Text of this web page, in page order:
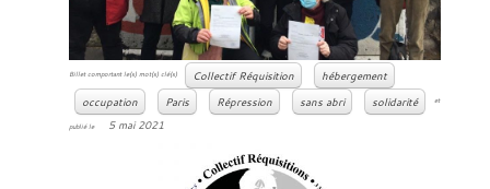
Billet comportant le(s) mot(s) clé(s) Collectif Réquisition
hébergement
occupation
Paris Répression sans abri solidarité et
publié le 5 mai 2021